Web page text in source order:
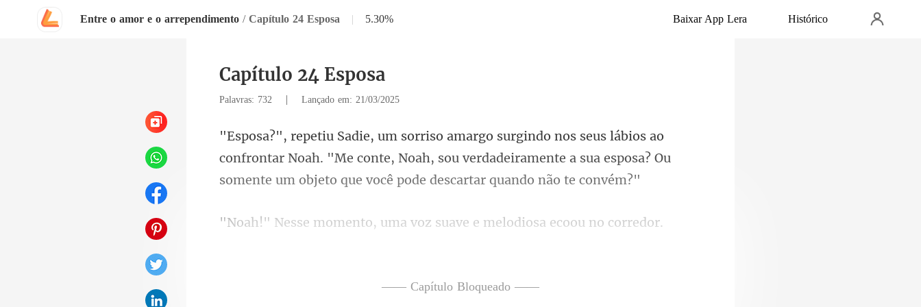
Entre o amor e o arrependimento / Capítulo 24 Esposa | 5.30% Baixar App Lera Histórico
Capítulo 24 Esposa
Palavras: 732 | Lançado em: 21/03/2025
ao
confrontar Noah. "Me conte, Noah, sou verdadeiramente a sua esposa
uma voz suave e melod
—— Capítulo Bloqueado ——